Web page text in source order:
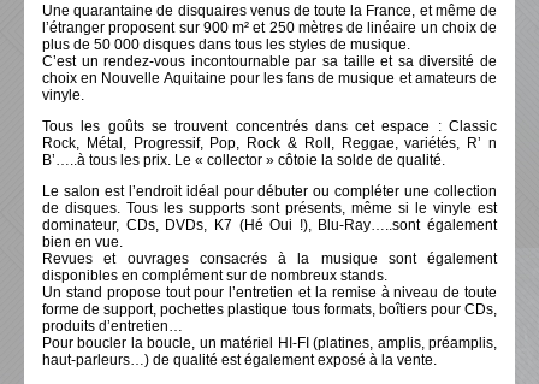
Une quarantaine de disquaires venus de toute la France, et même de
l’étranger proposent sur 900 m² et 250 mètres de linéaire un choix de
plus de 50 000 disques dans tous les styles de musique.
C’est un rendez-vous incontournable par sa taille et sa diversité de
choix en Nouvelle Aquitaine pour les fans de musique et amateurs de
vinyle.
Tous les goûts se trouvent concentrés dans cet espace : Classic
Rock, Métal, Progressif, Pop, Rock & Roll, Reggae, variétés, R’ n
B’…..à tous les prix. Le « collector » côtoie la solde de qualité.
Le salon est l’endroit idéal pour débuter ou compléter une collection
de disques. Tous les supports sont présents, même si le vinyle est
dominateur, CDs, DVDs, K7 (Hé Oui !), Blu-Ray…..sont également
bien en vue.
Revues et ouvrages consacrés à la musique sont également
disponibles en complément sur de nombreux stands.
Un stand propose tout pour l’entretien et la remise à niveau de toute
forme de support, pochettes plastique tous formats, boîtiers pour CDs,
produits d’entretien…
Pour boucler la boucle, un matériel HI-FI (platines, amplis, préamplis,
haut-parleurs…) de qualité est également exposé à la vente.